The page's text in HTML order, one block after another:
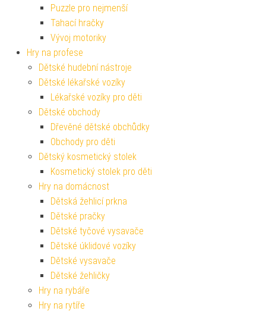
Puzzle pro nejmenší
Tahací hračky
Vývoj motoriky
Hry na profese
Dětské hudební nástroje
Dětské lékařské vozíky
Lékařské vozíky pro děti
Dětské obchody
Dřevěné dětské obchůdky
Obchody pro děti
Dětský kosmetický stolek
Kosmetický stolek pro děti
Hry na domácnost
Dětská žehlicí prkna
Dětské pračky
Dětské tyčové vysavače
Dětské úklidové vozíky
Dětské vysavače
Dětské žehličky
Hry na rybáře
Hry na rytíře